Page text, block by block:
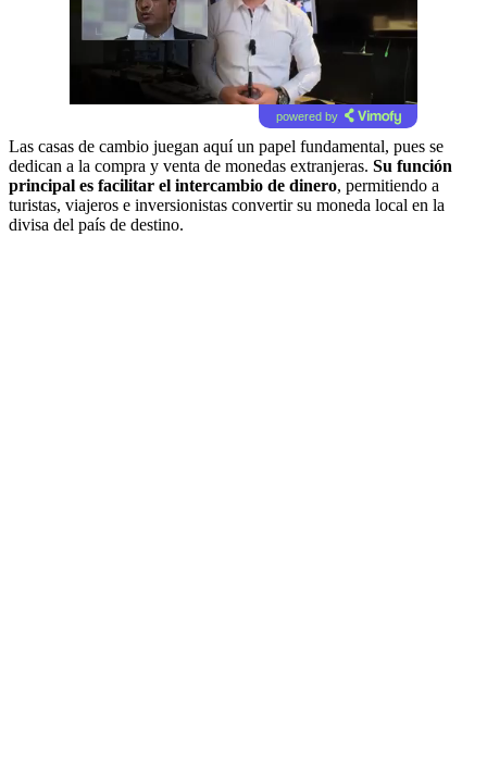
powered by
Las casas de cambio juegan aquí un papel fundamental, pues se
dedican a la compra y venta de monedas extranjeras. Su función
principal es facilitar el intercambio de dinero, permitiendo a
turistas, viajeros e inversionistas convertir su moneda local en la
divisa del país de destino.